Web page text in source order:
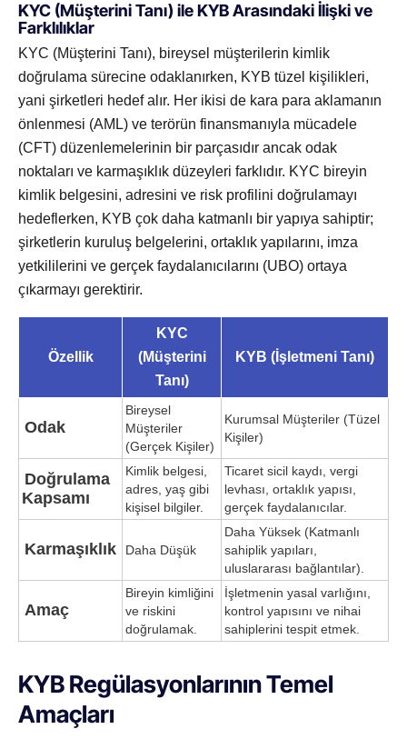
KYC (Müşterini Tanı) ile KYB Arasındaki İlişki ve
Farklılıklar
KYC (Müşterini Tanı), bireysel müşterilerin kimlik
doğrulama sürecine odaklanırken, KYB tüzel kişilikleri,
yani şirketleri hedef alır. Her ikisi de kara para aklamanın
önlenmesi (AML) ve terörün finansmanıyla mücadele
(CFT) düzenlemelerinin bir parçasıdır ancak odak
noktaları ve karmaşıklık düzeyleri farklıdır. KYC bireyin
kimlik belgesini, adresini ve risk profilini doğrulamayı
hedeflerken, KYB çok daha katmanlı bir yapıya sahiptir;
şirketlerin kuruluş belgelerini, ortaklık yapılarını, imza
yetkililerini ve gerçek faydalanıcılarını (UBO) ortaya
çıkarmayı gerektirir.
Özellik
KYC
(Müşterini
Tanı)
KYB (İşletmeni Tanı)
Odak
Bireysel
Müşteriler
(Gerçek Kişiler)
Kurumsal Müşteriler (Tüzel
Kişiler)
Doğrulama
Kapsamı
Kimlik belgesi,
adres, yaş gibi
kişisel bilgiler.
Ticaret sicil kaydı, vergi
levhası, ortaklık yapısı,
gerçek faydalanıcılar.
Karmaşıklık Daha Düşük
Daha Yüksek (Katmanlı
sahiplik yapıları,
uluslararası bağlantılar).
Amaç
Bireyin kimliğini
ve riskini
doğrulamak.
İşletmenin yasal varlığını,
kontrol yapısını ve nihai
sahiplerini tespit etmek.
KYB Regülasyonlarının Temel
Amaçları